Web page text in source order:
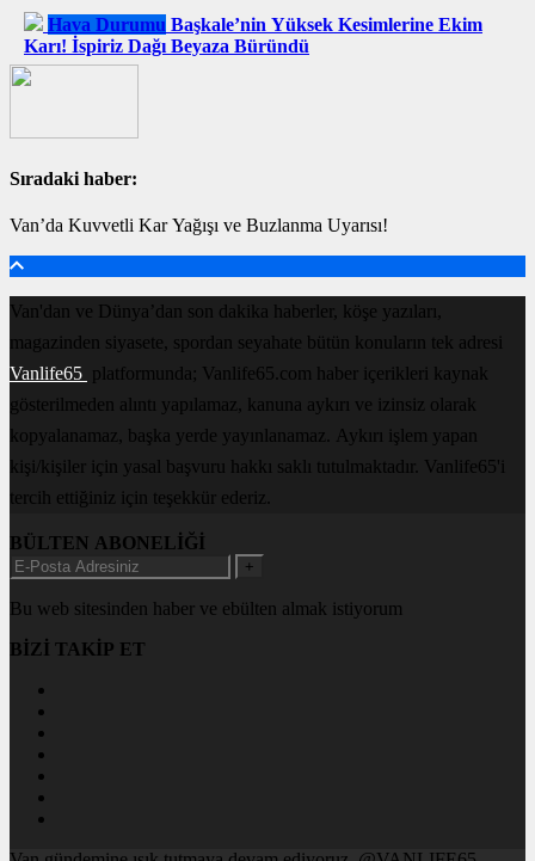
Hava Durumu Başkale’nin Yüksek Kesimlerine Ekim
Karı! İspiriz Dağı Beyaza Büründü
Sıradaki haber:
Van’da Kuvvetli Kar Yağışı ve Buzlanma Uyarısı!
Van'dan ve Dünya’dan son dakika haberler, köşe yazıları,
magazinden siyasete, spordan seyahate bütün konuların tek adresi
Vanlife65 platformunda; Vanlife65.com haber içerikleri kaynak
gösterilmeden alıntı yapılamaz, kanuna aykırı ve izinsiz olarak
kopyalanamaz, başka yerde yayınlanamaz. Aykırı işlem yapan
kişi/kişiler için yasal başvuru hakkı saklı tutulmaktadır. Vanlife65'i
tercih ettiğiniz için teşekkür ederiz.
BÜLTEN ABONELİĞİ
+
Bu web sitesinden haber ve ebülten almak istiyorum
BİZİ TAKİP ET